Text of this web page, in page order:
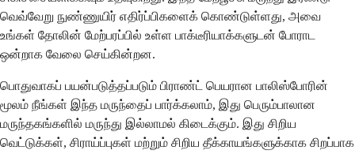
வெவ்வேறு நுண்ணுயிர் எதிர்ப்பிகளைக் கொண்டுள்ளது, அவை
உங்கள் தோலின் மேற்பரப்பில் உள்ள பாக்டீரியாக்களுடன் போராட
ஒன்றாக வேலை செய்கின்றன.
பொதுவாகப் பயன்படுத்தப்படும் பிராண்ட் பெயரான பாலிஸ்போரின்
மூலம் நீங்கள் இந்த மருந்தைப் பார்க்கலாம், இது பெரும்பாலான
மருந்தகங்களில் மருந்து இல்லாமல் கிடைக்கும். இது சிறிய
வெட்டுக்கள், சிராய்ப்புகள் மற்றும் சிறிய தீக்காயங்களுக்காக சிறப்பாக